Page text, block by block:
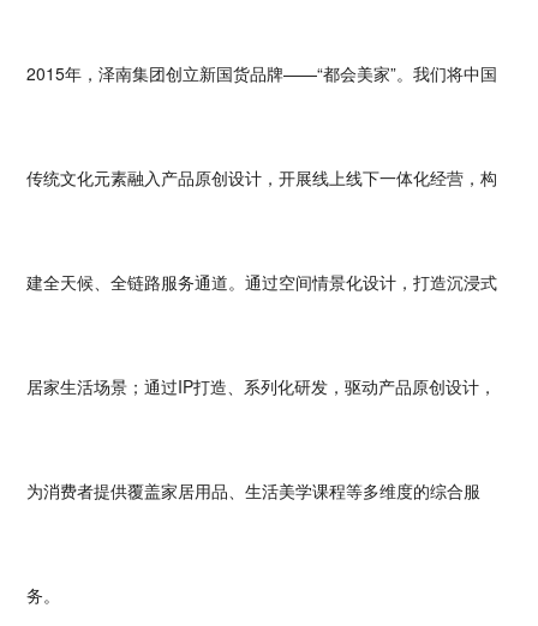
2015年，泽南集团创立新国货品牌——“都会美家”。我们将中国
传统文化元素融入产品原创设计，开展线上线下一体化经营，构
建全天候、全链路服务通道。通过空间情景化设计，打造沉浸式
居家生活场景；通过IP打造、系列化研发，驱动产品原创设计，
为消费者提供覆盖家居用品、生活美学课程等多维度的综合服
务。